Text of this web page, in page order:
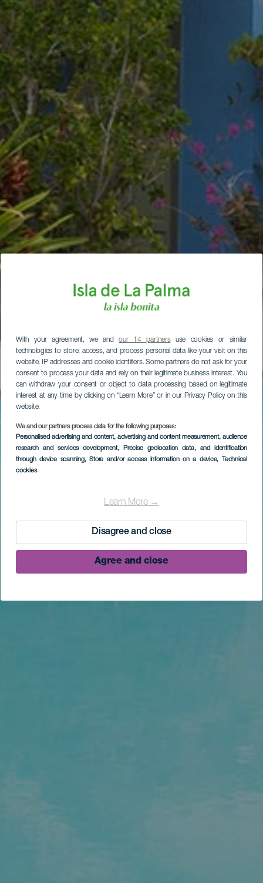
With your agreement, we andour 14 partnersuse cookies or similar
technologies to store, access, and process personal data like your visit on this
website, IP addresses and cookie identifiers. Some partners do not ask for your
consent to process your data and rely on their legitimate business interest. You
can withdraw your consent or object to data processing based on legitimate
interest at any time by clicking on “Learn More” or in our Privacy Policy on this
website.
We and our partners process data for the following purposes:
Personalised advertising and content, advertising and content measurement, audience
research and services development, Precise geolocation data, and identification
through device scanning, Store and/or access information on a device, Technical
cookies
Learn More →
Disagree and close
Agree and close